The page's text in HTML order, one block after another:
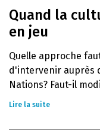
Quand la
en jeu
Quelle approche
d'intervenir auprès
Nations? Faut-il
Lire la suite